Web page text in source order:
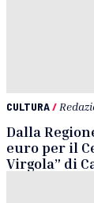
CULTURA/
Dalla
euro per il
Virgola” di